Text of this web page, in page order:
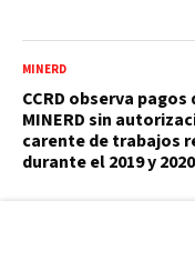
MINERD
CCRD observa pagos
MINERD sin
carente de trabajos
durante el 2019 y 2020